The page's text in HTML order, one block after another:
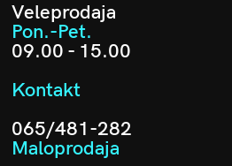
Veleprodaja
Pon.-Pet.
09.00 - 15.00
Kontakt
065/481-282
Maloprodaja